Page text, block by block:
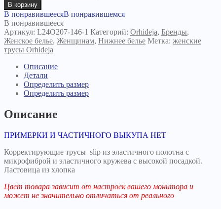
В корзину
В понравившеесяВ понравившемся
В понравившееся
Артикул: L24O207-146-1 Категорий: Orhideja, Бренды,
Женское белье, Женщинам, Нижнее белье Метка: женские
трусы Orhideja
Описание
Детали
Определить размер
Определить размер
Описание
ПРИМЕРКИ И ЧАСТИЧНОГО ВЫКУПА НЕТ
Корректирующие трусы slip из эластичного полотна с
микрофиброй и эластичного кружева с высокой посадкой.
Ластовица из хлопка
Цвет товара зависит от настроек вашего монитора и
может не значительно отличаться от реального